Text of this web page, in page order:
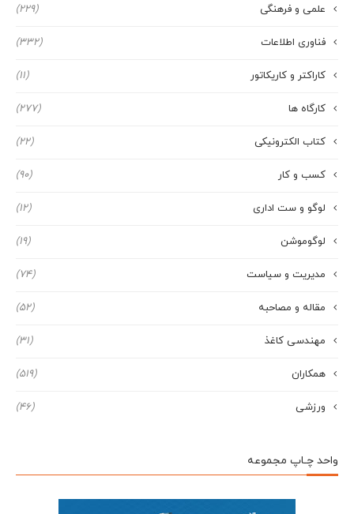
علمی و فرهنگی (229)
فناوری اطلاعات (332)
کاراکتر و کاریکاتور (11)
کارگاه ها (277)
کتاب الکترونیکی (22)
کسب و کار (90)
لوگو و ست اداری (12)
لوگوموشن (19)
مدیریت و سیاست (74)
مقاله و مصاحبه (52)
مهندسی کاغذ (31)
همکاران (519)
ورزشی (46)
واحد چـاپ مجموعه